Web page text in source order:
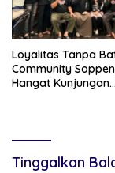
Loyalitas Tanpa
Community
Hangat Kunjungan
Tinggalkan